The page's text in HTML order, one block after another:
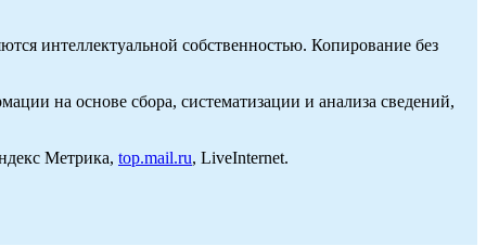
интеллектуальной собственностью. Копирование без
на основе сбора, систематизации и анализа сведений,
Метрика, top.mail.ru, LiveInternet.